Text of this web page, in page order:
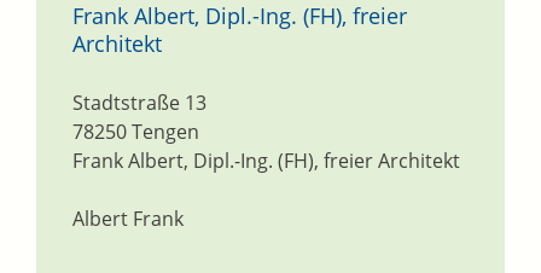
Frank Albert, Dipl.-Ing. (FH), freier
Architekt
Frank Albert, Dipl.-Ing. (FH), freier Architekt
Stadtstraße 13
78250Tengen
Albert Frank